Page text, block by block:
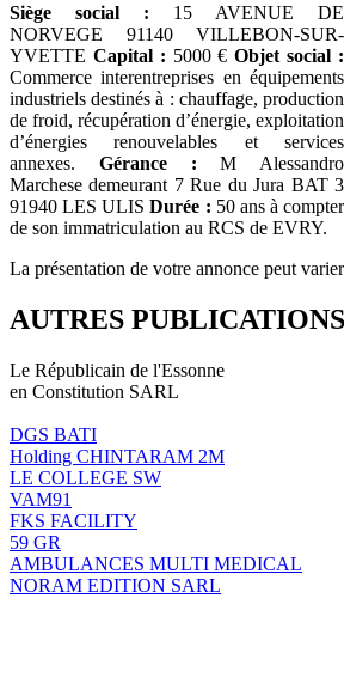
Siège social : 15 AVENUE DE
NORVEGE 91140 VILLEBON-SUR-
YVETTE Capital : 5000 €Objet social :
Commerce interentreprises en équipements
industriels destinés à : chauffage, production
de froid, récupération d’énergie, exploitation
d’énergies renouvelables et services
annexes. Gérance : M Alessandro
Marchese demeurant 7 Rue du Jura BAT 3
91940 LES ULISDurée : 50 ans à compter
de son immatriculation au RCS de EVRY.
La présentation de votre annonce peut
AUTRES
Le Républicain de l'Essonne
en Constitution SARL
DGS BATI
Holding CHINTARAM 2M
LE COLLEGE SW
VAM91
FKS FACILITY
59 GR
AMBULANCES MULTI MEDICAL
NORAM EDITION SARL